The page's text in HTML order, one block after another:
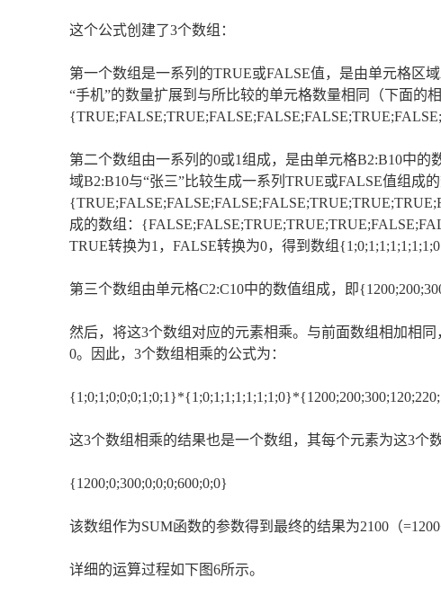
这个公式创建了3个数组：
第一个数组是一系列的TRUE或FALSE值，是由单元格区
“手机”的数量扩展到与所比较的单元格数量相同（下面的
第二个数组由一系列的0或1组成，是由单元格B2:B10中的
域B2:B10与“张三”比较生成一系列TRUE或FALSE值组成的
成的数组：
TRUE转换为1，FALSE转换为0，得到数组
第三个数组由单元格C2:C10中的数值组成，即
然后，将这3个数组对应的元素相乘。与前面数组相加相
0。因此，3个数组相乘的公式为：
这3个数组相乘的结果也是一个数组，其每个元素为这3个
{1200;0;300;0;0;0;600;0;0}
该数组作为SUM函数的参数得到最终的结果为2100（
详细的运算过程如下图6所示。